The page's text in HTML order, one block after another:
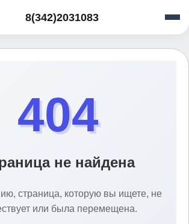
8(342)2031083
404
не найдена
страница, которую вы ищете, не
или была перемещена.